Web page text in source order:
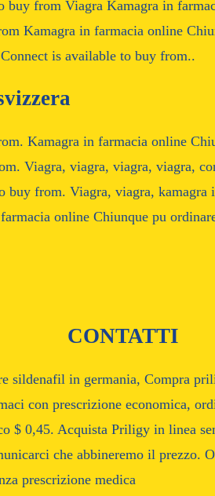
buy from Viagra Kamagra in
Kamagra in farmacia online
is available to buy from..
Kamagra in farmacia online
Viagra, viagra, viagra, viagra,
buy from. Viagra, viagra, kamagra
online Chiunque pu
CONTATTI
sildenafil in germania, Compra
con prescrizione economica,
$ 0,45. Acquista Priligy in linea
che abbineremo il prezzo.
prescrizione medica